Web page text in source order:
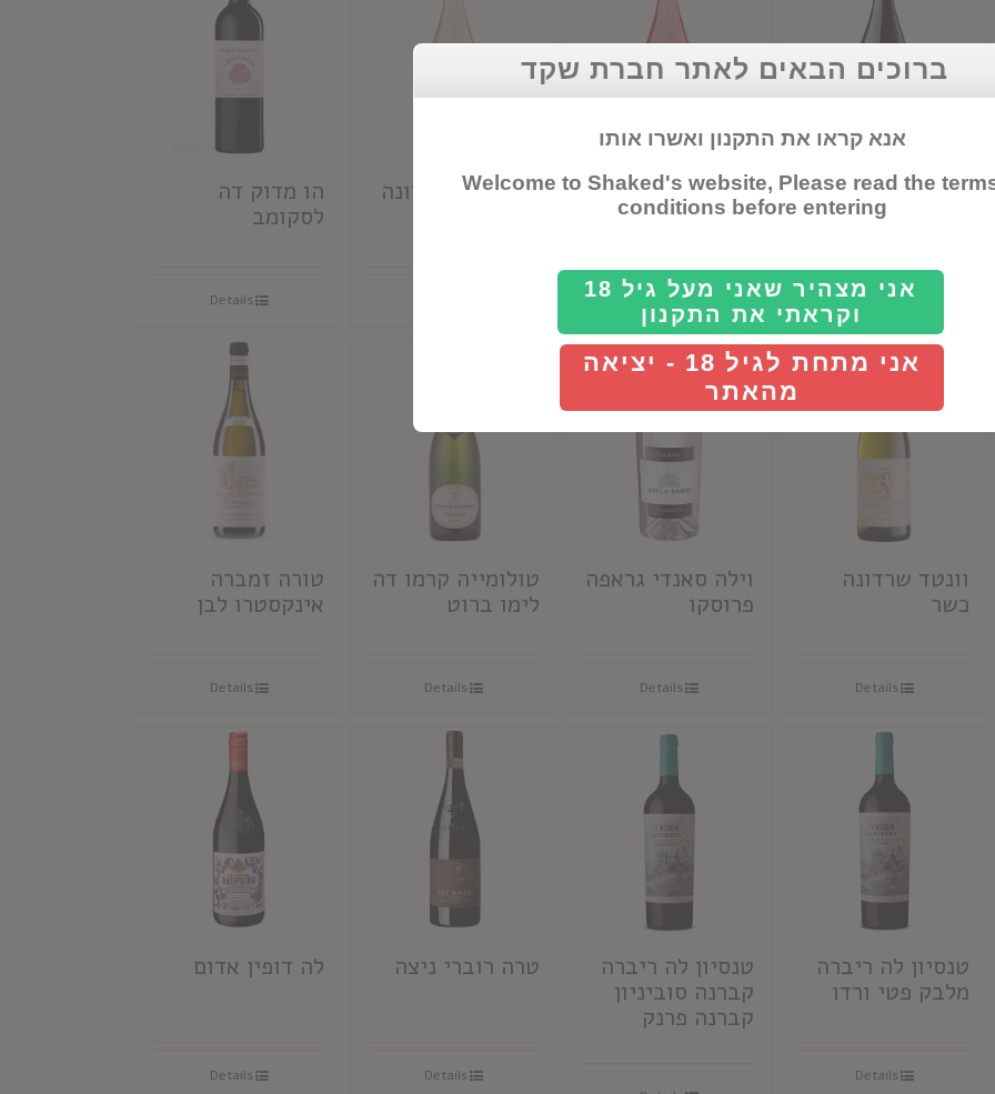
דון סימון קברנה
Details
דון סימון רוזה
Details
דון סימון שרדונה
הו מדוק דה
לסקומב
Details
וונטד שרדונה
כשר
Details
וילה סאנדי גראפה
פרוסקו
Details
טולומייה קרמו דה
לימו ברוט
Details
טורה זמברה
אינקסטרו לבן
Details
טנסיון לה ריברה
מלבק פטי ורדו
Details
טנסיון לה ריברה
קברנה סוביניון
קברנה פרנק
טרה רוברי ניצה
Details
לה דופין אדום
Details
ברוכים הבאים לאתר חברת שקד
אנא קראו את התקנון ואשרו אותו
Welcome to Shaked's website, Please read the
conditions before entering
אני מצהיר שאני מעל גיל 18
וקראתי את התקנון
אני מתחת לגיל 18 - יציאה
מהאתר